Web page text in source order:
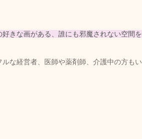
きな画がある、誰にも邪魔されない空間を
な経営者、医師や薬剤師、介護中の方もい